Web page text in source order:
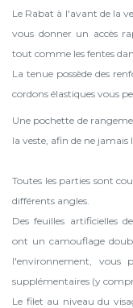
Le Rabat à l'avant de la
vous donner un accès
tout comme les fentes
La tenue possède des
cordons élastiques vous
Une pochette de
la veste, afin de ne jamais
Toutes les parties sont
différents angles.
Des feuilles artificielles
ont un camouflage
l'environnement, vous
supplémentaires (y
Le filet au niveau du